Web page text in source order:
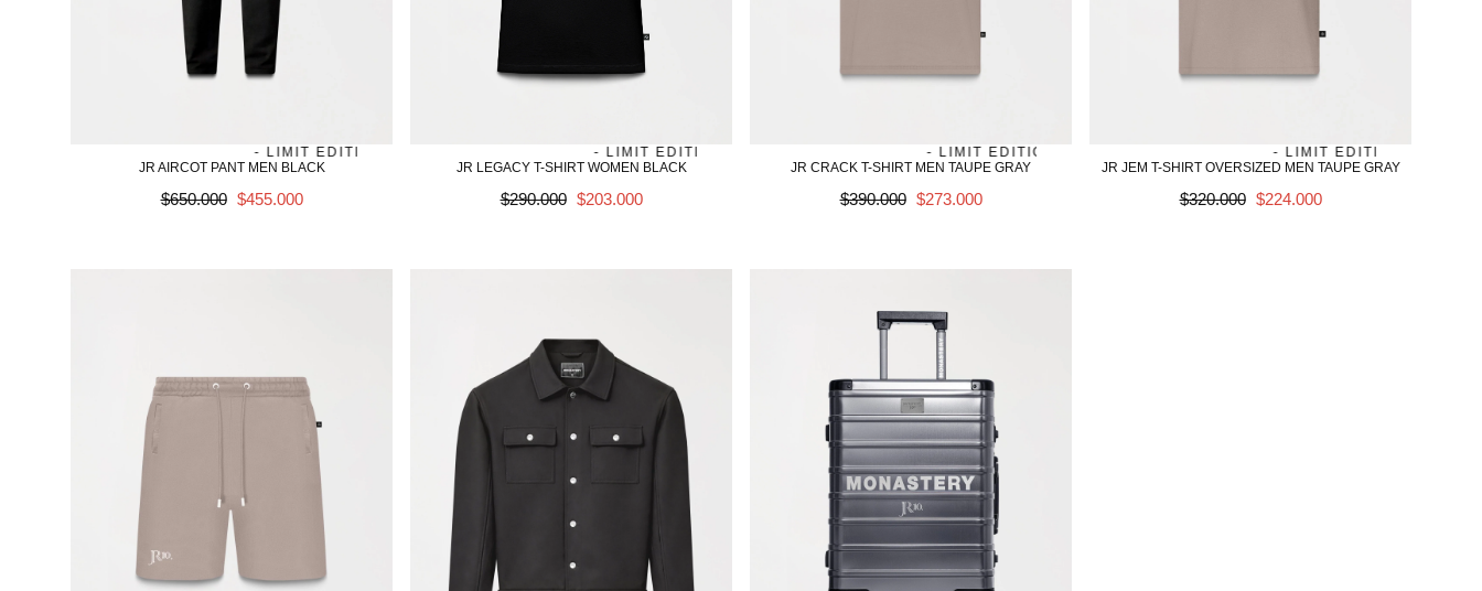
JAMES - LIMIT EDITION JAMES - LIMIT EDITION
SALE
JR AIRCOT PANT MEN BLACK
Precio
$650.000 SALE
$455.000
JAMES - LIMIT EDITION JAMES - LIMIT EDITION
SALE
JR LEGACY T-SHIRT WOMEN BLACK
Precio
$290.000 SALE
$203.000
JAMES - LIMIT EDITION JAMES - LIMIT EDITION
AGOTADO
JR CRACK T-SHIRT MEN TAUPE GRAY
Precio
$390.000 SALE
$273.000
JAMES - LIMIT EDITION
JR JEM T-SHIRT OVERSIZED MEN TAUPE GRAY
Precio
$320.000 SALE
$224.000